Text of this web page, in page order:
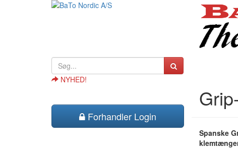
NYHED!
Forhandler Login
Spanske